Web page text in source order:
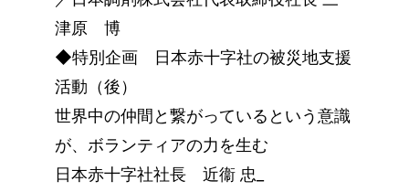
津原 博
◆特別企画 日本赤十字社の被災地支援
活動（後）
世界中の仲間と繋がっているという意識
が、ボランティアの力を生む
日本赤十字社社長 近衞 忠_